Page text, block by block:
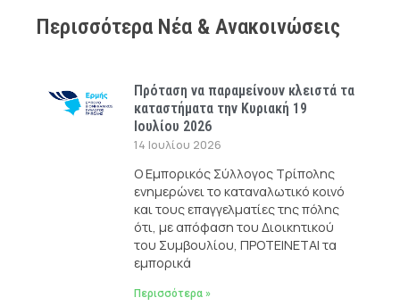
Περισσότερα Νέα & Ανακοινώσεις
Πρόταση να παραμείνουν κλειστά τα
καταστήματα την Κυριακή 19
Ιουλίου 2026
14 Ιουλίου 2026
Ο Εμπορικός Σύλλογος Τρίπολης
ενημερώνει το καταναλωτικό κοινό
και τους επαγγελματίες της πόλης
ότι, με απόφαση του Διοικητικού
του Συμβουλίου, ΠΡΟΤΕΙΝΕΤΑΙ τα
εμπορικά
Περισσότερα »